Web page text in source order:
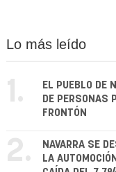
Lo más leído
1.
EL PUEBLO DE
DE PERSONAS
FRONTÓN
2.
NAVARRA SE
LA